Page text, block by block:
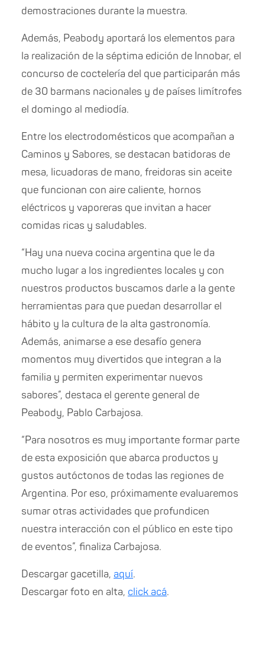
demostraciones durante la muestra.
Además, Peabody aportará los elementos para
la realización de la séptima edición de Innobar, el
concurso de coctelería del que participarán más
de 30 barmans nacionales y de países limítrofes
el domingo al mediodía.
Entre los electrodomésticos que acompañan a
Caminos y Sabores, se destacan batidoras de
mesa, licuadoras de mano, freidoras sin aceite
que funcionan con aire caliente, hornos
eléctricos y vaporeras que invitan a hacer
comidas ricas y saludables.
“Hay una nueva cocina argentina que le da
mucho lugar a los ingredientes locales y con
nuestros productos buscamos darle a la gente
herramientas para que puedan desarrollar el
hábito y la cultura de la alta gastronomía.
Además, animarse a ese desafío genera
momentos muy divertidos que integran a la
familia y permiten experimentar nuevos
sabores”, destaca el gerente general de
Peabody, Pablo Carbajosa.
“Para nosotros es muy importante formar parte
de esta exposición que abarca productos y
gustos autóctonos de todas las regiones de
Argentina. Por eso, próximamente evaluaremos
sumar otras actividades que profundicen
nuestra interacción con el público en este tipo
de eventos”, finaliza Carbajosa.
Descargar gacetilla, aquí.
Descargar foto en alta, click acá.